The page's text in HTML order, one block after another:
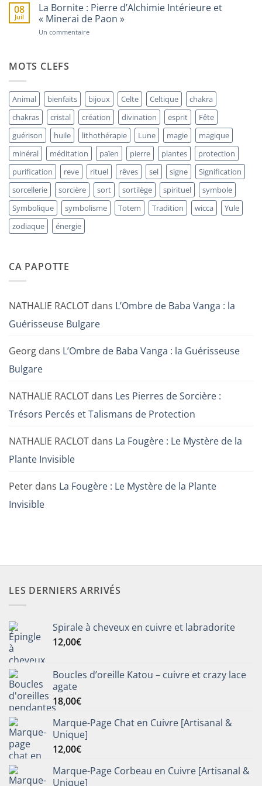
Plante
Invisible
le
Mystère
de
Coquille
08
Juil
La Bornite : Pierre d’Alchimie Intérieure et
« Minerai de Paon »
Un commentairesur
« Minerai
de
Paon »
MOTS CLEFS
Animal bienfaits bijoux Celte Celtique
chakra
chakras
cristal création divination esprit
Fête
guérison
huile lithothérapie Lune magie
magique
minéral
méditation païen pierre plantes
protection
purification
reve rituel rêves sel signe
Signification
sorcellerie
sorcière sort sortilège spirituel
symbole
Symbolique
symbolisme Totem Tradition wicca
Yule
zodiaque
énergie
CA PAPOTTE
NATHALIE RACLOT dans L’Ombre de Baba Vanga : la
Guérisseuse Bulgare
Georg dans L’Ombre de Baba Vanga : la Guérisseuse
Bulgare
NATHALIE RACLOT dans Les Pierres de Sorcière :
Trésors Percés et Talismans de Protection
NATHALIE RACLOT dans La Fougère : Le Mystère de la
Plante Invisible
Peter dans La Fougère : Le Mystère de la Plante
Invisible
LES DERNIERS ARRIVÉS
Spirale à cheveux en cuivre et labradorite
12,00€
Boucles d’oreille Katou – cuivre et crazy lace
agate
18,00€
Marque-Page Chat en Cuivre [Artisanal &
Unique]
12,00€
Marque-Page Corbeau en Cuivre [Artisanal &
Unique]